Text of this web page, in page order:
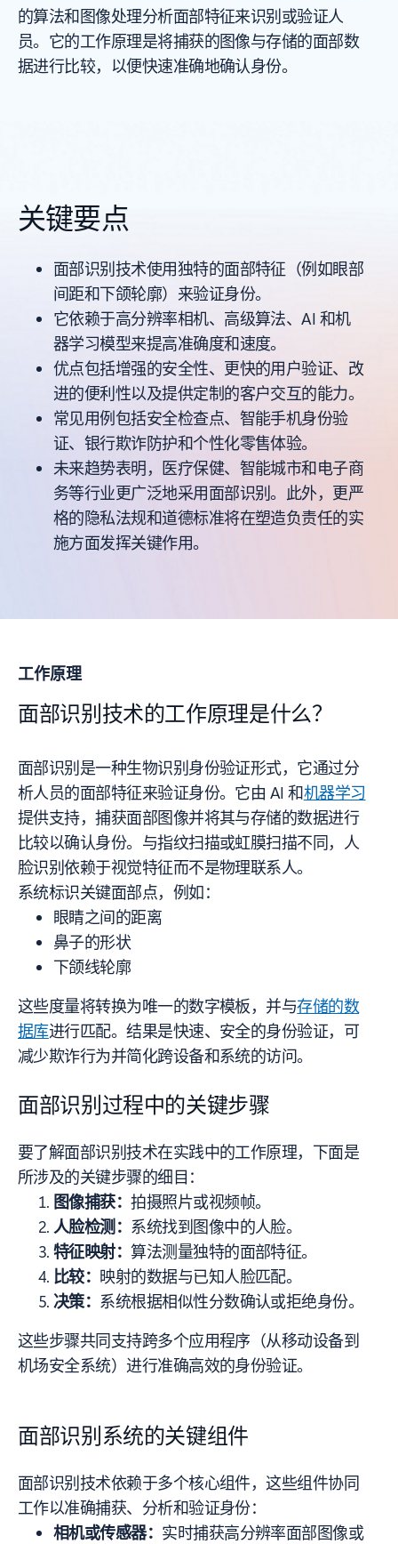
的算法和图像处理分析面部特征来识别或验证人
员。它的工作原理是将捕获的图像与存储的面部数
据进行比较，以便快速准确地确认身份。
关键要点
面部识别技术使用独特的面部特征（例如眼部
间距和下颌轮廓）来验证身份。
它依赖于高分辨率相机、高级算法、AI 和机
器学习模型来提高准确度和速度。
优点包括增强的安全性、更快的用户验证、改
进的便利性以及提供定制的客户交互的能力。
常见用例包括安全检查点、智能手机身份验
证、银行欺诈防护和个性化零售体验。
未来趋势表明，医疗保健、智能城市和电子商
务等行业更广泛地采用面部识别。此外，更严
格的隐私法规和道德标准将在塑造负责任的实
施方面发挥关键作用。
工作原理
面部识别技术的工作原理是什么？
面部识别是一种生物识别身份验证形式，它通过分
析人员的面部特征来验证身份。它由 AI 和机器学习
提供支持，捕获面部图像并将其与存储的数据进行
比较以确认身份。与指纹扫描或虹膜扫描不同，人
脸识别依赖于视觉特征而不是物理联系人。
系统标识关键面部点，例如：
眼睛之间的距离
鼻子的形状
下颌线轮廓
这些度量将转换为唯一的数字模板，并与存储的数
据库进行匹配。结果是快速、安全的身份验证，可
减少欺诈行为并简化跨设备和系统的访问。
面部识别过程中的关键步骤
要了解面部识别技术在实践中的工作原理，下面是
所涉及的关键步骤的细目：
图像捕获：拍摄照片或视频帧。
人脸检测： 系统找到图像中的人脸。
特征映射：算法测量独特的面部特征。
比较： 映射的数据与已知人脸匹配。
决策： 系统根据相似性分数确认或拒绝身份。
这些步骤共同支持跨多个应用程序（从移动设备到
机场安全系统）进行准确高效的身份验证。
面部识别系统的关键组件
面部识别技术依赖于多个核心组件，这些组件协同
工作以准确捕获、分析和验证身份：
相机或传感器： 实时捕获高分辨率面部图像或